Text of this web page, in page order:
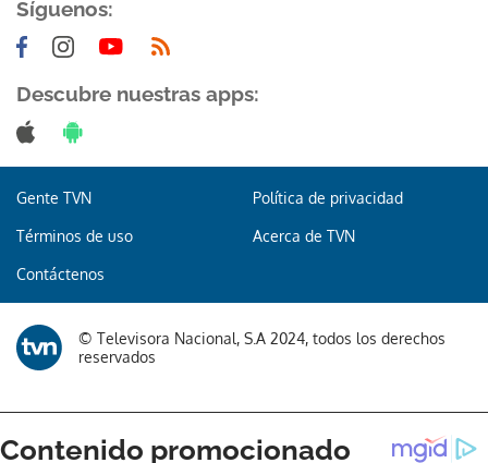
Síguenos:
Descubre nuestras apps:
Gente TVN Política de privacidad
Términos de uso Acerca de TVN
Contáctenos
© Televisora Nacional, S.A 2024, todos los derechos
reservados